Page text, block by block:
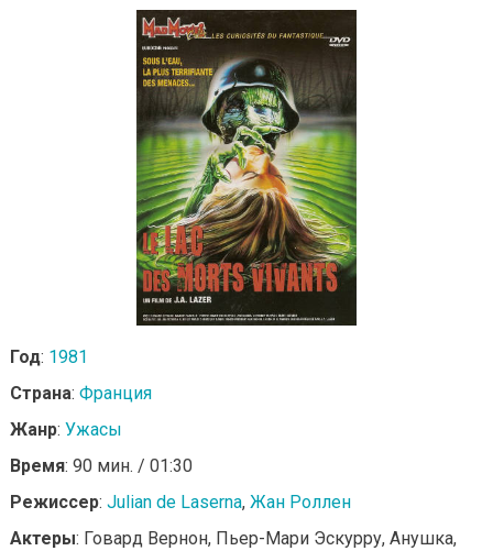
Год: 1981
Страна: Франция
Жанр: Ужасы
Время: 90 мин. / 01:30
Режиссер: Julian de Laserna, Жан Роллен
Актеры: Говард Вернон, Пьер-Мари Эскурру, Анушка,